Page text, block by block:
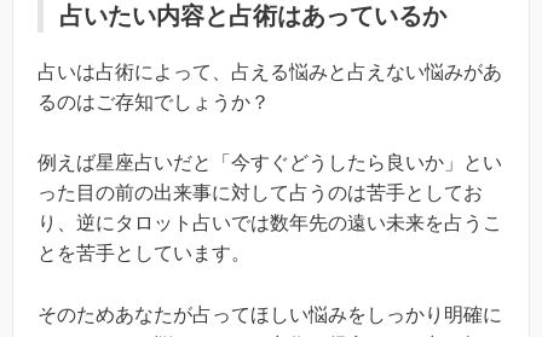
占いたい内容と占術はあっているか
占いは占術によって、占える悩みと占えない悩みがあ
るのはご存知でしょうか？
例えば星座占いだと「今すぐどうしたら良いか」とい
った目の前の出来事に対して占うのは苦手としてお
り、逆にタロット占いでは数年先の遠い未来を占うこ
とを苦手としています。
そのためあなたが占ってほしい悩みをしっかり明確に